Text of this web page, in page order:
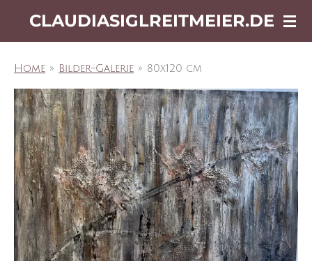
CLAUDIASIGLREITMEIER.DE
Home » Bilder-Galerie » 80x120 cm